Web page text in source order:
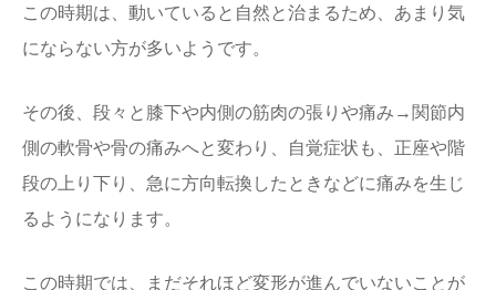
この時期は、動いていると自然と治まるため、あまり気
にならない方が多いようです。
その後、段々と膝下や内側の筋肉の張りや痛み→関節内
側の軟骨や骨の痛みへと変わり、自覚症状も、正座や階
段の上り下り、急に方向転換したときなどに痛みを生じ
るようになります。
この時期では、まだそれほど変形が進んでいないことが